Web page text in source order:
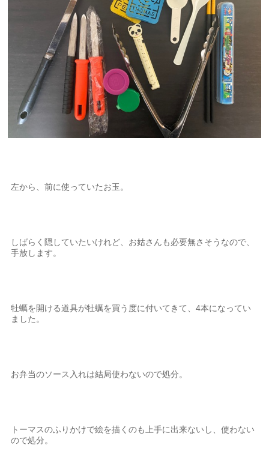
左から、前に使っていたお玉。
しばらく隠していたいけれど、お姑さんも必要無さそうなので、
手放します。
牡蠣を開ける道具が牡蠣を買う度に付いてきて、4本になってい
ました。
お弁当のソース入れは結局使わないので処分。
トーマスのふりかけで絵を描くのも上手に出来ないし、使わない
ので処分。